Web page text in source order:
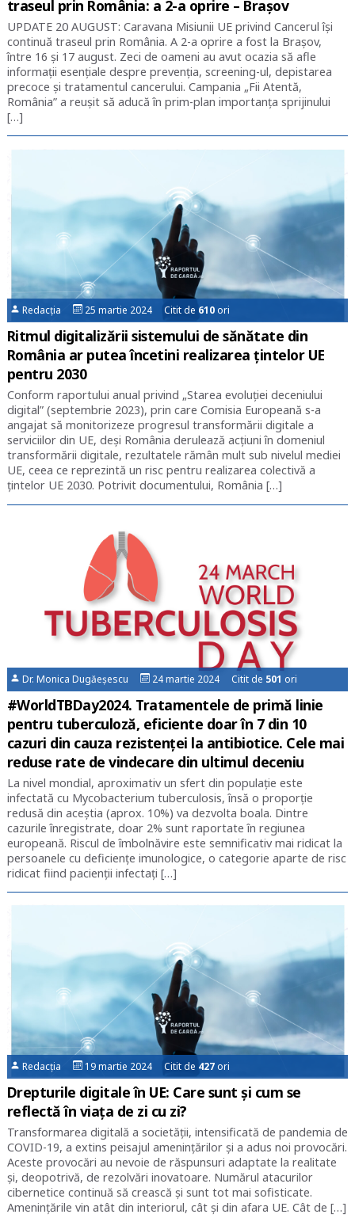
traseul prin România: a 2-a oprire – Brașov
UPDATE 20 AUGUST: Caravana Misiunii UE privind Cancerul își
continuă traseul prin România. A 2-a oprire a fost la Brașov,
între 16 și 17 august. Zeci de oameni au avut ocazia să afle
informații esențiale despre prevenția, screening-ul, depistarea
precoce și tratamentul cancerului. Campania „Fii Atentă,
România” a reușit să aducă în prim-plan importanța sprijinului
[…]
Redacția 25 martie 2024 Citit de 610ori
Ritmul digitalizării sistemului de sănătate din
România ar putea încetini realizarea țintelor UE
pentru 2030
Conform raportului anual privind „Starea evoluției deceniului
digital” (septembrie 2023), prin care Comisia Europeană s-a
angajat să monitorizeze progresul transformării digitale a
serviciilor din UE, deși România derulează acțiuni în domeniul
transformării digitale, rezultatele rămân mult sub nivelul mediei
UE, ceea ce reprezintă un risc pentru realizarea colectivă a
țintelor UE 2030. Potrivit documentului, România […]
Dr. Monica Dugăeșescu 24 martie 2024 Citit de 501 ori
#WorldTBDay2024. Tratamentele de primă linie
pentru tuberculoză, eficiente doar în 7 din 10
cazuri din cauza rezistenței la antibiotice. Cele mai
reduse rate de vindecare din ultimul deceniu
La nivel mondial, aproximativ un sfert din populaţie este
infectată cu Mycobacterium tuberculosis, însă o proporţie
redusă din aceştia (aprox. 10%) va dezvolta boala. Dintre
cazurile înregistrate, doar 2% sunt raportate în regiunea
europeană. Riscul de îmbolnăvire este semnificativ mai ridicat la
persoanele cu deficienţe imunologice, o categorie aparte de risc
ridicat fiind pacienţii infectaţi […]
Redacția 19 martie 2024 Citit de 427ori
Drepturile digitale în UE: Care sunt și cum se
reflectă în viața de zi cu zi?
Transformarea digitală a societății, intensificată de pandemia de
COVID-19, a extins peisajul amenințărilor și a adus noi provocări.
Aceste provocări au nevoie de răspunsuri adaptate la realitate
și, deopotrivă, de rezolvări inovatoare. Numărul atacurilor
cibernetice continuă să crească și sunt tot mai sofisticate.
Amenințările vin atât din interiorul, cât și din afara UE. Cât de […]